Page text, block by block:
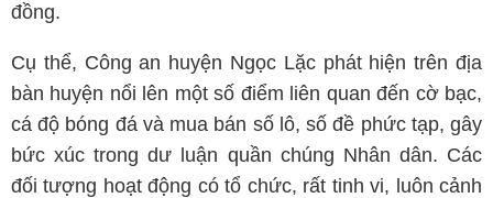
đồng.
Cụ thể, Công an huyện Ngọc Lặc phát hiện trên địa
bàn huyện nổi lên một số điểm liên quan đến cờ bạc,
cá độ bóng đá và mua bán số lô, số đề phức tạp, gây
bức xúc trong dư luận quần chúng Nhân dân. Các
đối tượng hoạt động có tổ chức, rất tinh vi, luôn cảnh